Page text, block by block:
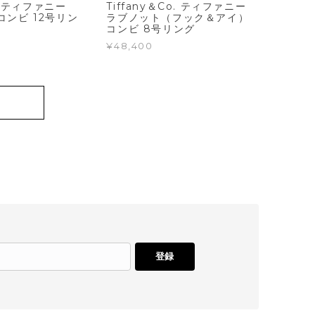
ィファニー
ンビ 12号リン
Tiffany＆Co. ティファニー
ラブノット（フック＆アイ）
コンビ 8号リング
¥48,400
登録